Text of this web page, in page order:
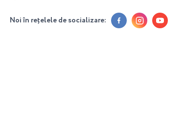
Noi în rețelele de socializare: